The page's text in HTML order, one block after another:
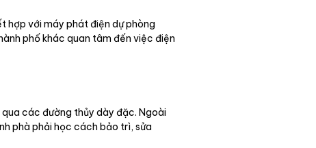
hợp với máy phát điện dự phòng
phố khác quan tâm đến việc điện
các đường thủy dày đặc. Ngoài
phà phải học cách bảo trì, sửa